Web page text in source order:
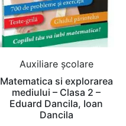
Auxiliare şcolare
Matematica si explorarea
mediului – Clasa 2 –
Eduard Dancila, Ioan
Dancila